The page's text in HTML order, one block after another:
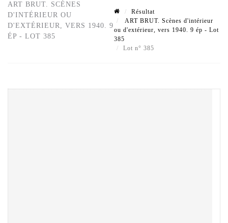
ART BRUT. SCÈNES
D'INTÉRIEUR OU
D'EXTÉRIEUR, VERS 1940. 9
ÉP - LOT 385
Résultat
ART BRUT. Scènes d'intérieur
ou d'extérieur, vers 1940. 9 ép - Lot
385
Lot n° 385